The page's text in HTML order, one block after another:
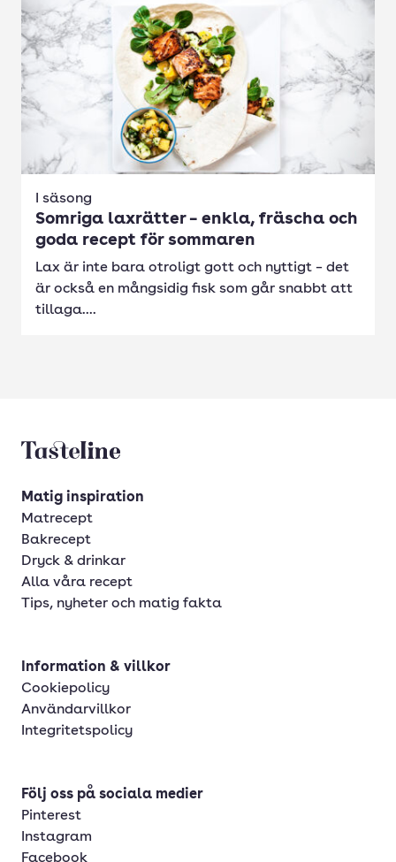
I säsong
Somriga laxrätter – enkla, fräscha och
goda recept för sommaren
Lax är inte bara otroligt gott och nyttigt – det
är också en mångsidig fisk som går snabbt att
tillaga....
Tasteline startsida
Matig inspiration
Matrecept
Bakrecept
Dryck & drinkar
Alla våra recept
Tips, nyheter och matig fakta
Information & villkor
Cookiepolicy
Användarvillkor
Integritetspolicy
Följ oss på sociala medier
Pinterest
Instagram
Facebook